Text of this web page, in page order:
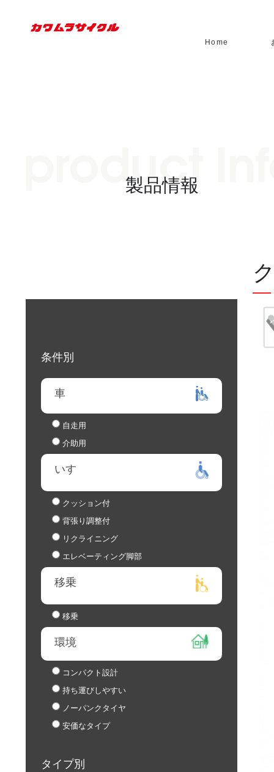
Home
製品情報
条件別
車
自走用
介助用
いす
クッション付
背張り調整付
リクライニング
エレベーティング脚部
移乗
移乗
環境
コンパクト設計
持ち運びしやすい
ノーパンクタイヤ
安価なタイプ
タイプ別